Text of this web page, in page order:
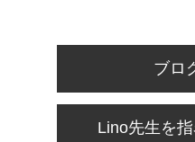
ブロ
Lino先生を